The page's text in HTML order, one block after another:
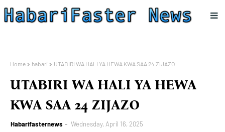
Home habari UTABIRI WA HALI YA HEWA KWA SAA 24 ZIJAZO
UTABIRI WA HALI YA HEWA
KWA SAA 24 ZIJAZO
Habarifasternews Wednesday, April 16, 2025